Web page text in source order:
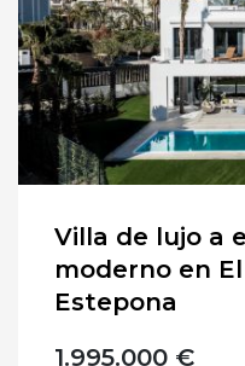
Villa de lujo a
moderno en
Estepona
1.995.000 €